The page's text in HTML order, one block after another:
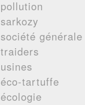
pollution
sarkozy
société générale
traiders
usines
éco-tartuffe
écologie